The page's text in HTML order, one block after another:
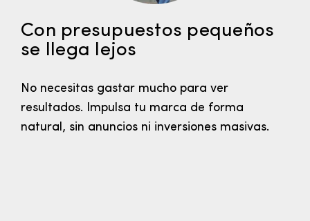
Con presupuestos pequeños
se llega lejos
No necesitas gastar mucho para ver
resultados. Impulsa tu marca de forma
natural, sin anuncios ni inversiones masivas.